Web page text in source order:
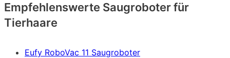
Empfehlenswerte Saugroboter für
Tierhaare
Eufy RoboVac 11 Saugroboter